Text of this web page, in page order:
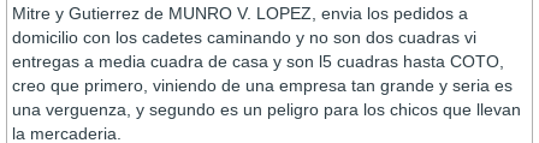
Mitre y Gutierrez de MUNRO V. LOPEZ, envia los pedidos a
domicilio con los cadetes caminando y no son dos cuadras vi
entregas a media cuadra de casa y son l5 cuadras hasta COTO,
creo que primero, viniendo de una empresa tan grande y seria es
una verguenza, y segundo es un peligro para los chicos que llevan
la mercaderia.